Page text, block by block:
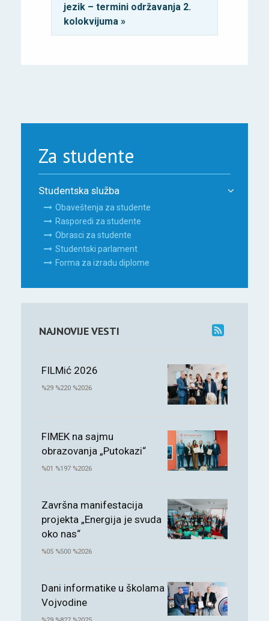
jezik – termini održavanja 2.
kolokvijuma »
Za studente
Studentska služba
Obaveštenja za studente
Rasporedi za studente
Obrasci za studente
Studentski parlament
Forma za izradu diplome
NAJNOVIJE VESTI
FILMić 2026
%29 %220 %2026
FIMEK na sajmu
obrazovanja „Putokazi“
%01 %197 %2026
Završna manifestacija
projekta „Energija je svuda
oko nas“
%05 %500 %2026
Dani informatike u školama
Vojvodine